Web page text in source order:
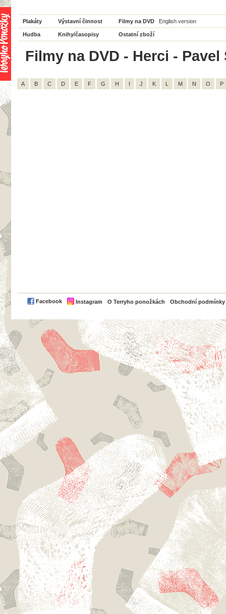
Plakáty Výstavní činnost Filmy na DVD English version
Hudba Knihy/časopisy Ostatní zboží
Filmy na DVD - Herci -
A B C D E F G H I J K L M N O P
Facebook Instagram O Terryho ponožkách Obchodní podmínky
PayPal